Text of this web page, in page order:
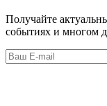
Получайте
событиях и многом